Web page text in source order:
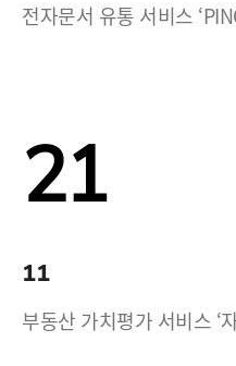
전자문서 유통 서비스
21
11
부동산 가치평가 서비스 ‘